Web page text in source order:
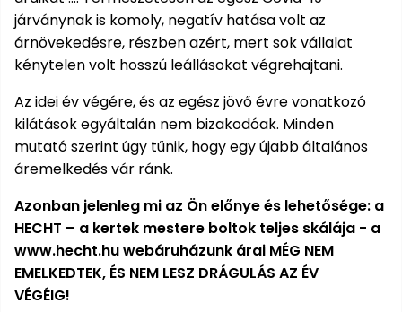
rönkhasító
Ágaprító
Grillek
Lombfúvó-
Szállítókocsi
és
tartozékok
Szórókocsi,
Lapvibrátorok,
szállítóeszközök
Mérőműszerek
Porszívók
Úttakarító
Infraszaunák
járványnak is komoly, negatív hatása volt az
árnövekedésre, részben azért, mert sok vállalat
kénytelen volt hosszú leállásokat végrehajtani.
Az idei év végére, és az egész jövő évre vonatkozó
kilátások egyáltalán nem bizakodóak. Minden
mutató szerint úgy tűnik, hogy egy újabb általános
áremelkedés vár ránk.
Azonban jelenleg mi az Ön előnye és lehetősége: a
HECHT – a kertek mestere boltok teljes skálája - a
www.hecht.hu webáruházunk árai MÉG NEM
EMELKEDTEK, ÉS NEM LESZ DRÁGULÁS AZ ÉV
VÉGÉIG!